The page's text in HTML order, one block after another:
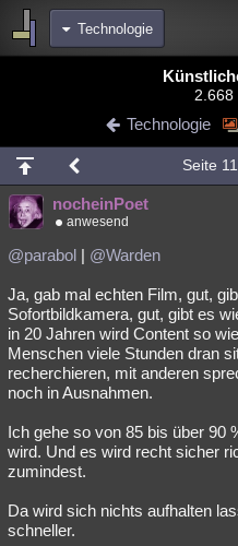
Technologie
Chat Wiki Neuigkeiten
meine Rubriken
Menschen Wissenschaft
Spiritualität Verschwörungen
Natur Umfragen
weitere Rubriken
Philosophie Träume Orte
Astronomie Helpdesk
Musik Clash
Übersichten
Besucht Teilgenommen
2.668
Technologie
Seite
nocheinPoet
anwesend
@parabol | @Warden
Ja, gab mal echten Film, gut,
Sofortbildkamera, gut, gibt es
in 20 Jahren wird Content so
Menschen viele Stunden dran
recherchieren, mit anderen
noch in Ausnahmen.
Ich gehe so von 85 bis über 90
wird. Und es wird recht sicher
zumindest.
Da wird sich nichts aufhalten
schneller.